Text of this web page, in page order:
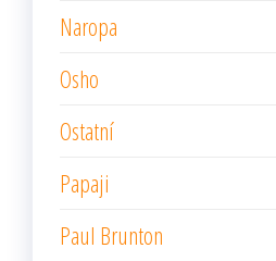
Naropa
Osho
Ostatní
Papaji
Paul Brunton